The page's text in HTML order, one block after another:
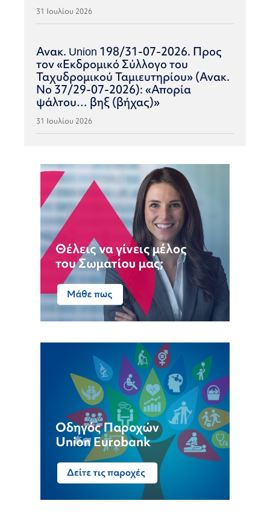
31 Ιουλίου 2026
Ανακ. Union 198/31-07-2026. Προς
τον «Εκδρομικό Σύλλογο του
Ταχυδρομικού Ταμιευτηρίου» (Ανακ.
Νο 37/29-07-2026): «Απορία
ψάλτου… βηξ (βήχας)»
31 Ιουλίου 2026